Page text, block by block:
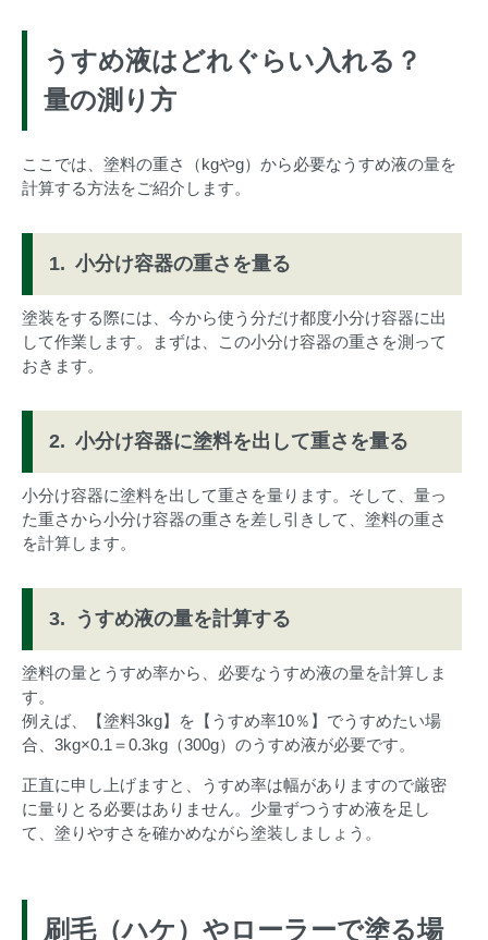
うすめ液はどれぐらい入れる？
量の測り方
ここでは、塗料の重さ（kgやg）から必要なうすめ液の量を
計算する方法をご紹介します。
小分け容器の重さを量る
塗装をする際には、今から使う分だけ都度小分け容器に出
して作業します。まずは、この小分け容器の重さを測って
おきます。
小分け容器に塗料を出して重さを量る
小分け容器に塗料を出して重さを量ります。そして、量っ
た重さから小分け容器の重さを差し引きして、塗料の重さ
を計算します。
うすめ液の量を計算する
塗料の量とうすめ率から、必要なうすめ液の量を計算しま
す。
例えば、【塗料3kg】を【うすめ率10％】でうすめたい場
合、3kg×0.1＝0.3kg（300g）のうすめ液が必要です。
正直に申し上げますと、うすめ率は幅がありますので厳密
に量りとる必要はありません。少量ずつうすめ液を足し
て、塗りやすさを確かめながら塗装しましょう。
刷毛（ハケ）やローラーで塗る場